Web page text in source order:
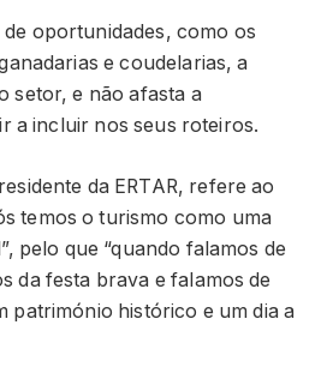
oportunidades, como os
e coudelarias, a
setor, e não afasta a
a incluir nos seus roteiros.
da ERTAR, refere ao
temos o turismo como uma
pelo que “quando falamos de
da festa brava e falamos de
património histórico e um dia a